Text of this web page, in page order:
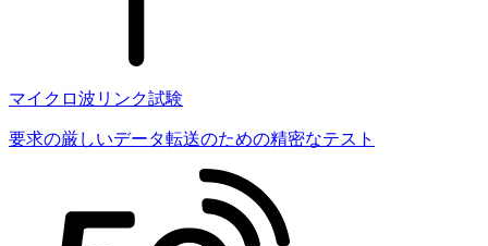
マイクロ波リンク試験
要求の厳しいデータ転送のための精密なテスト